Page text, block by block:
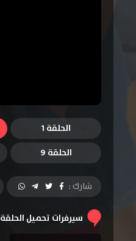
الحلقة 1
الحلقة 9
شارك :
سيرفرات تحميل الحلقة